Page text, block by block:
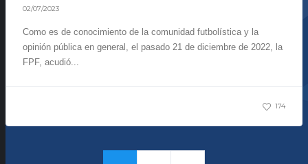
02/07/2023
Como es de conocimiento de la comunidad futbolística y la
opinión pública en general, el pasado 21 de diciembre de 2022, la
FPF, acudió...
174